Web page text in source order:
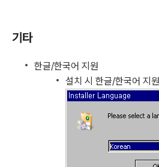
기타
한글/한국어 지원
설치 시 한글/한국어 지